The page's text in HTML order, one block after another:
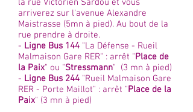
la rue Victorien Sardou et vous
arriverez sur l'avenue Alexandre
Maistrasse (5mn à pied). Au bout de la
rue prendre à droite.
- Ligne Bus 144 "La Défense - Rueil
Malmaison Gare RER" : arrêt "Place de
la Paix" ou "Stressmann" (3 mn à pied)
- Ligne Bus 244 "Rueil Malmaison Gare
RER - Porte Maillot" : arrêt "Place de la
Paix" (3 mn à pied)